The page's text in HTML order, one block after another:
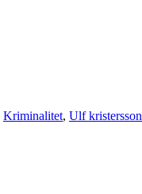
Kriminalitet, Ulf kristersson